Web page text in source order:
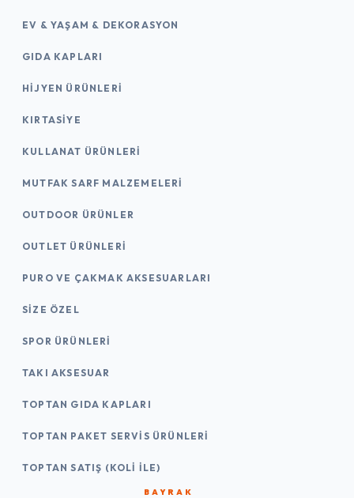
EV & YAŞAM & DEKORASYON
GIDA KAPLARI
HIJYEN ÜRÜNLERI
KIRTASİYE
KULLANAT ÜRÜNLERI
MUTFAK SARF MALZEMELERI
OUTDOOR ÜRÜNLER
OUTLET ÜRÜNLERI
PURO VE ÇAKMAK AKSESUARLARI
SIZE ÖZEL
SPOR ÜRÜNLERI
TAKI AKSESUAR
TOPTAN GIDA KAPLARI
TOPTAN PAKET SERVIS ÜRÜNLERI
TOPTAN SATIŞ (KOLI İLE)
BAYRAK